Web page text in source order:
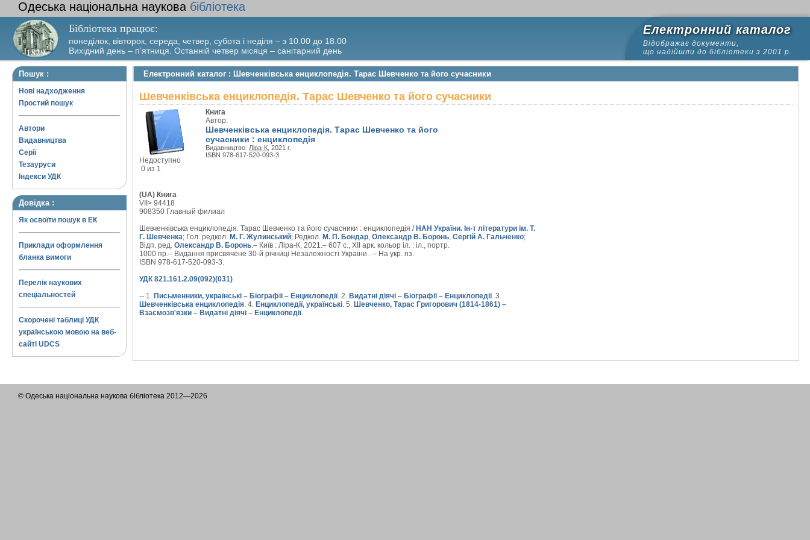
Одеська національна наукова бібліотека
Бібліотека працює:
понеділок, вівторок, середа, четвер, субота і неділя – з 10.00 до 18.00
Вихідний день – п’ятниця. Останній четвер місяця – санітарний день
Електронний каталог
Відображає документи,
що надійшли до бібліотеки з 2001 р.
Пошук :
Нові надходження
Простий пошук
Автори
Видавництва
Серії
Тезауруси
Індекси УДК
Довідка :
Як освоїти пошук в ЕК
Приклади оформлення
бланка вимоги
Перелік наукових
спеціальностей
Скорочені таблиці УДК
українською мовою на веб-
сайті UDCS
Електронний каталог : Шевченківська енциклопедія. Тарас Шевченко та його сучасники
Шевченківська енциклопедія. Тарас Шевченко та його сучасники
Недоступно
0 из 1
Книга
Автор:
Шевченківська енциклопедія. Тарас Шевченко та його
сучасники : енциклопедія
Видавництво: Ліра-К , 2021 г.
ISBN 978-617-520-093-3
(UA) Книга
VII> 94418
908350 Главный филиал
Шевченківська енциклопедія. Тарас Шевченко та його сучасники : енциклопедія / НАН України. Ін-т літератури ім. Т.
Г. Шевченка; Гол. редкол. М. Г. Жулинський; Редкол. М. П. Бондар, Олександр В. Боронь, Сергій А. Гальченко;
Відп. ред. Олександр В. Боронь.– Київ : Ліра-К, 2021.– 607 с., XII арк. кольор іл. : іл., портр.
1000 пр.– Видання присвячене 30-й річниці Незалежності України . – На укр. яз.
ISBN 978-617-520-093-3.
УДК 821.161.2.09(092)(031)
-- 1. Письменники, українські – Біографії – Енциклопедії. 2. Видатні діячі – Біографії – Енциклопедії. 3.
Шевченківська енциклопедія. 4. Енциклопедії, українські. 5. Шевченко, Тарас Григорович (1814-1861) –
Взаємозв'язки – Видатні діячі – Енциклопедії.
© Одеська національна наукова бібліотека 2012—2026